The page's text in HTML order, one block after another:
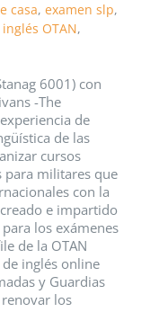
casa, examen slp,
inglés OTAN,
6001) con
-The
de
de las
cursos
para militares que
con la
e impartido
los exámenes
de la OTAN
inglés online
y Guardias
los